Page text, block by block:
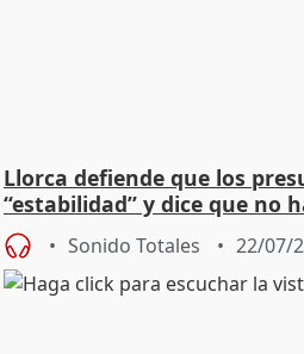
Llorca defiende que los
“estabilidad” y dice que no
Sonido Totales 22/07/